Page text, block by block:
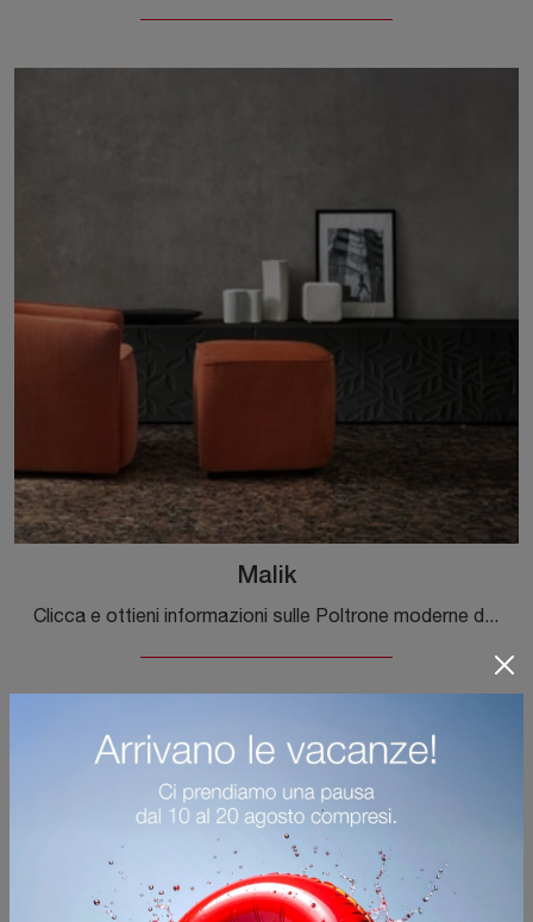
Malik
Clicca e ottieni informazioni sulle Poltrone moderne di Samoa! Molteplici modelli in tessuto, come Malik, ti attendono.